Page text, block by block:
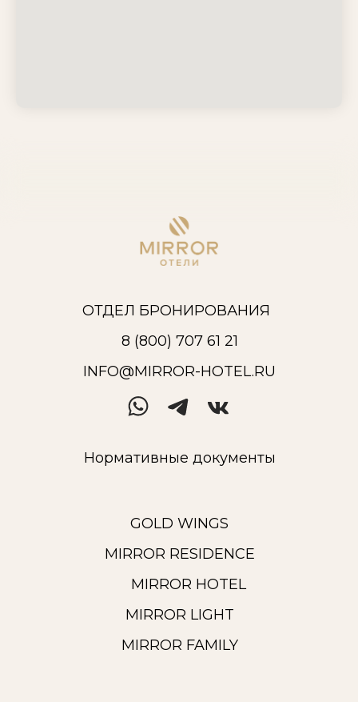
ОТДЕЛ БРОНИРОВАНИЯ
GOLD WINGS
MIRROR RESIDENCE
MIRROR HOTEL
MIRROR LIGHT
MIRROR FAMILY
Нормативные документы
8 (800) 707 61 21
INFO@MIRROR-HOTEL.RU